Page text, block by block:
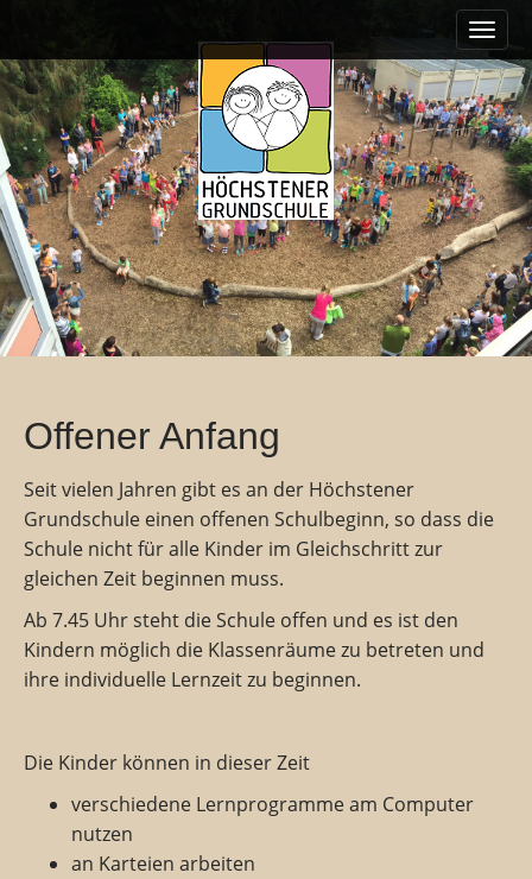
i
n
m
e
n
u
i
p
t
o
c
o
n
t
e
n
t
Offener Anfang
Seit vielen Jahren gibt es an der Höchstener
Grundschule einen offenen Schulbeginn, so dass die
Schule nicht für alle Kinder im Gleichschritt zur
gleichen Zeit beginnen muss.
Ab 7.45 Uhr steht die Schule offen und es ist den
Kindern möglich die Klassenräume zu betreten und
ihre individuelle Lernzeit zu beginnen.
Die Kinder können in dieser Zeit
verschiedene Lernprogramme am Computer
nutzen
an Karteien arbeiten